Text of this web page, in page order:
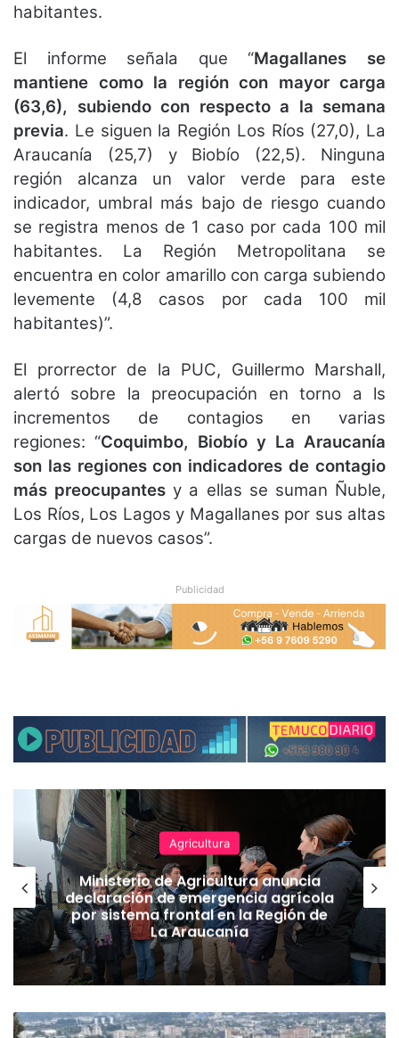
habitantes.
El informe señala que “Magallanes se
mantiene como la región con mayor carga
(63,6), subiendo con respecto a la semana
previa. Le siguen la Región Los Ríos (27,0), La
Araucanía (25,7) y Biobío (22,5). Ninguna
región alcanza un valor verde para este
indicador, umbral más bajo de riesgo cuando
se registra menos de 1 caso por cada 100 mil
habitantes. La Región Metropolitana se
encuentra en color amarillo con carga subiendo
levemente (4,8 casos por cada 100 mil
habitantes)”.
El prorrector de la PUC, Guillermo Marshall,
alertó sobre la preocupación en torno a ls
incrementos de contagios en varias
regiones: “Coquimbo, Biobío y La Araucanía
son las regiones con indicadores de contagio
más preocupantes y a ellas se suman Ñuble,
Los Ríos, Los Lagos y Magallanes por sus altas
cargas de nuevos casos”.
Publicidad
Agricultura
Ministerio de Agricultura anuncia
declaración de emergencia agrícola
por sistema frontal en la Región de
La Araucanía
T